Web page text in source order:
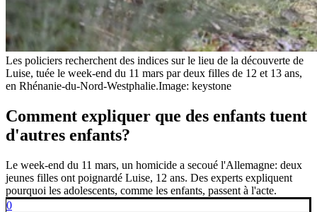
Les policiers recherchent des indices sur le lieu de la découverte de
Luise, tuée le week-end du 11 mars par deux filles de 12 et 13 ans,
en Rhénanie-du-Nord-Westphalie.Image: keystone
Comment expliquer que des enfants tuent
d'autres enfants?
Le week-end du 11 mars, un homicide a secoué l'Allemagne: deux
jeunes filles ont poignardé Luise, 12 ans. Des experts expliquent
pourquoi les adolescents, comme les enfants, passent à l'acte.
0